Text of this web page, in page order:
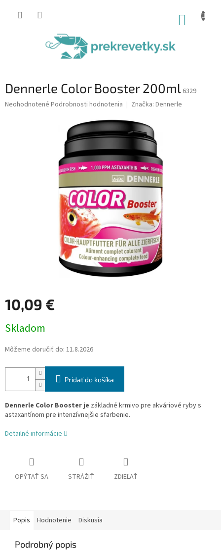
Dennerle Color Booster 200ml 6329
Priemerné
Neohodnotené Podrobnosti hodnotenia Značka: Dennerle
10,09 €
cena:
Skladom
Môžeme doručiť do: 11.8.2026
Pridať do košíka
Dennerle Color Booster je základné krmivo pre akváriové ryby s
astaxantínom pre intenzívnejšie sfarbenie.
Detailné informácie
OPÝTAŤ SA STRÁŽIŤ ZDIEĽAŤ
Popis Hodnotenie Diskusia
Podrobný popis